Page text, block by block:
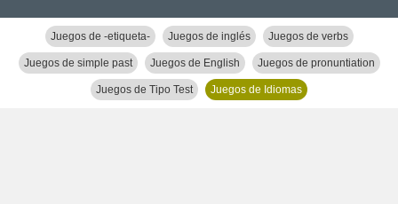
Juegos de -etiqueta- Juegos de inglés Juegos de verbs
Juegos de simple past Juegos de English Juegos de pronuntiation
Juegos de Tipo Test Juegos de Idiomas